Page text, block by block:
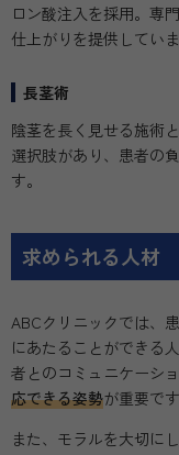
ロン酸注入を採用。専
仕上がりを提供していま
長茎術
陰茎を長く見せる施術
選択肢があり、患者の
す。
求められる人材
ABCクリニックでは、
にあたることができる
者とのコミュニケーショ
応できる姿勢が重要です
また、モラルを大切に